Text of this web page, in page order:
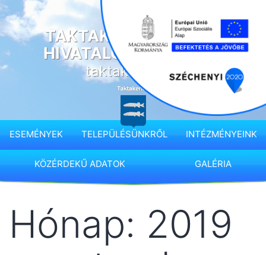
Ugrás
a
tartalomhozTAKTAKENÉZ KÖZSÉG
HIVATALOS HONLAPJA
taktakenez.hu
ESEMÉNYEK TELEPÜLÉSÜNKRŐL INTÉZMÉNYEINK
KÖZÉRDEKŰ ADATOK GALÉRIA
Hónap: 2019